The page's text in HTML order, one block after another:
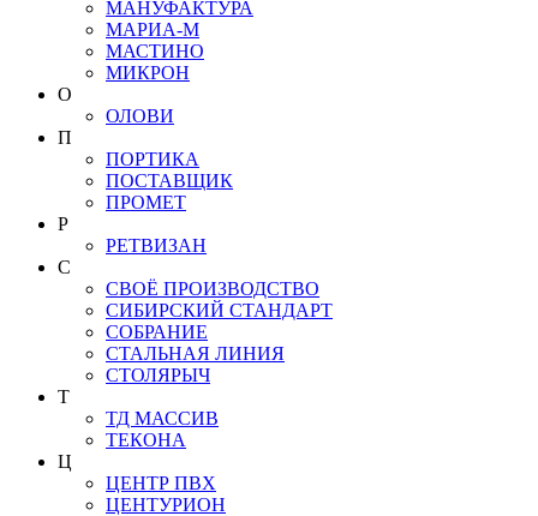
МАНУФАКТУРА
МАРИА-М
МАСТИНО
МИКРОН
О
ОЛОВИ
П
ПОРТИКА
ПОСТАВЩИК
ПРОМЕТ
Р
РЕТВИЗАН
С
СВОЁ ПРОИЗВОДСТВО
СИБИРСКИЙ СТАНДАРТ
СОБРАНИЕ
СТАЛЬНАЯ ЛИНИЯ
СТОЛЯРЫЧ
Т
ТД МАССИВ
ТЕКОНА
Ц
ЦЕНТР ПВХ
ЦЕНТУРИОН